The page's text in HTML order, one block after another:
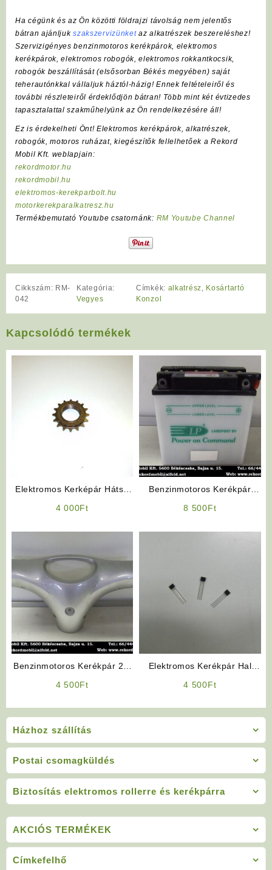
Házhoz szállítás
Postai csomagküldés
Biztosítás elektromos rollerre és kerékpárra
Ha cégünk és az Ön közötti földrajzi távolság nem jelentős
bátran ajánljukszakszervizünket az alkatrészek beszereléshez!
Szervizigényes benzinmotoros kerékpárok, elektromos
kerékpárok, elektromos robogók, elektromos rokkantkocsik,
robogók beszállítását (elsősorban Békés megyében) saját
teherautónkkal vállaljuk háztól-házig! Ennek feltételeiről és
további részleteiről érdeklődjön bátran! Több mint két évtizedes
tapasztalattal szakműhelyünk az Ön rendelkezésére áll!
Ez is érdekelheti Önt! Elektromos kerékpárok, alkatrészek,
robogók, motoros ruházat, kiegészítők fellelhetőek a Rekord
Mobil Kft. weblapjain:
rekordmotor.hu
rekordmobil.hu
elektromos-kerekparbolt.hu
motorkerekparalkatresz.hu
Termékbemutató Youtube csatornánk: RM Youtube Channel
Cikkszám: RM-
042
Kategória:
Vegyes
Címkék: alkatrész, Kosártartó
Konzol
Kapcsolódó termékek
Elektromos Kerképár Hátsó
4 000Ft
Benzinmotoros Kerékpár
8 500Ft
Benzinmotoros Kerékpár 2T,
4 500Ft
Elektromos Kerékpár Hal
4 500Ft
AKCIÓS TERMÉKEK
Címkefelhő